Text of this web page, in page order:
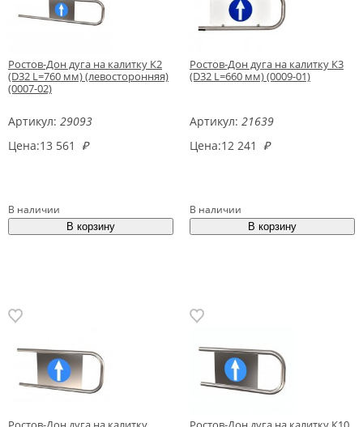
Ростов-Дон дуга на калитку К2
(D32 L=760 мм) (левосторонняя)
(0007-02)
Артикул: 29093
Цена:13 561 ₽
В наличии
Ростов-Дон дуга на калитку К3
(D32 L=660 мм) (0009-01)
Артикул: 21639
Цена:12 241 ₽
В наличии